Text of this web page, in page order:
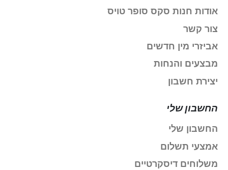
אודות חנות סקס סופר טויס
צור קשר
אביזרי מין חדשים
מבצעים והנחות
יצירת חשבון
החשבון שלי
החשבון שלי
אמצעי תשלום
משלוחים דיסקרטיים